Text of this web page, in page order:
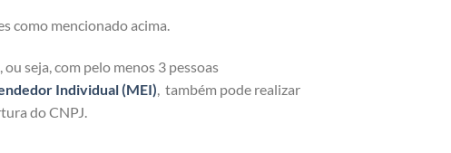
como mencionado acima.
, ou seja, com pelo menos 3 pessoas
Individual (MEI) , também pode realizar
do CNPJ.